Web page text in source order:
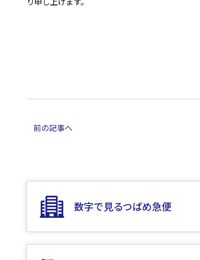
前の記事へ
数字で見るつばめ急便